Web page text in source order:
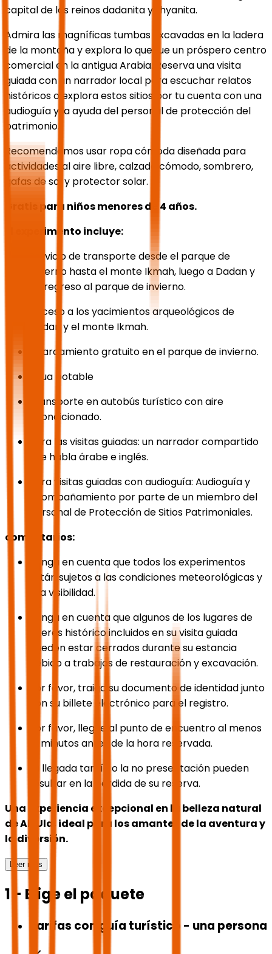
capital de los reinos dadanita y lihyanita.
Admira las magníficas tumbas excavadas en la ladera
de la montaña y explora lo que fue un próspero centro
comercial en la antigua Arabia. Reserva una visita
guiada con un narrador local para escuchar relatos
históricos o explora estos sitios por tu cuenta con una
audioguía y la ayuda del personal de protección del
patrimonio.
Recomendamos usar ropa cómoda diseñada para
actividades al aire libre, calzado cómodo, sombrero,
gafas de sol y protector solar.
Gratis para niños menores de 4 años.
El experimento incluye:
Servicio de transporte desde el parque de
invierno hasta el monte Ikmah, luego a Dadan y
de regreso al parque de invierno.
Acceso a los yacimientos arqueológicos de
Dadan y el monte Ikmah.
Aparcamiento gratuito en el parque de invierno.
agua potable
Transporte en autobús turístico con aire
acondicionado.
Para las visitas guiadas: un narrador compartido
que habla árabe e inglés.
Para visitas guiadas con audioguía: Audioguía y
acompañamiento por parte de un miembro del
personal de Protección de Sitios Patrimoniales.
comentarios:
Tenga en cuenta que todos los experimentos
están sujetos a las condiciones meteorológicas y
a la visibilidad.
Tenga en cuenta que algunos de los lugares de
interés histórico incluidos en su visita guiada
pueden estar cerrados durante su estancia
debido a trabajos de restauración y excavación.
Por favor, traiga su documento de identidad junto
con su billete electrónico para el registro.
Por favor, llegue al punto de encuentro al menos
15 minutos antes de la hora reservada.
La llegada tardía o la no presentación pueden
resultar en la pérdida de su reserva.
Una experiencia excepcional en la belleza natural
de Al-Ula, ideal para los amantes de la aventura y
la diversión.
Leer más
1 - Elige el paquete
Tarifas con guía turístico - una persona